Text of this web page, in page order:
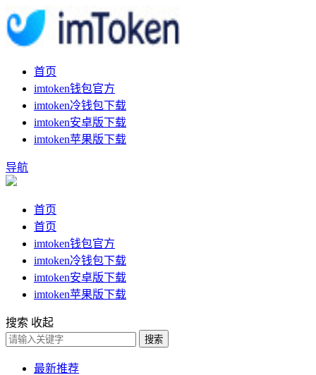
首页
imtoken钱包官方
imtoken冷钱包下载
imtoken安卓版下载
imtoken苹果版下载
导航
首页
首页
imtoken钱包官方
imtoken冷钱包下载
imtoken安卓版下载
imtoken苹果版下载
搜索 收起
搜索
最新推荐